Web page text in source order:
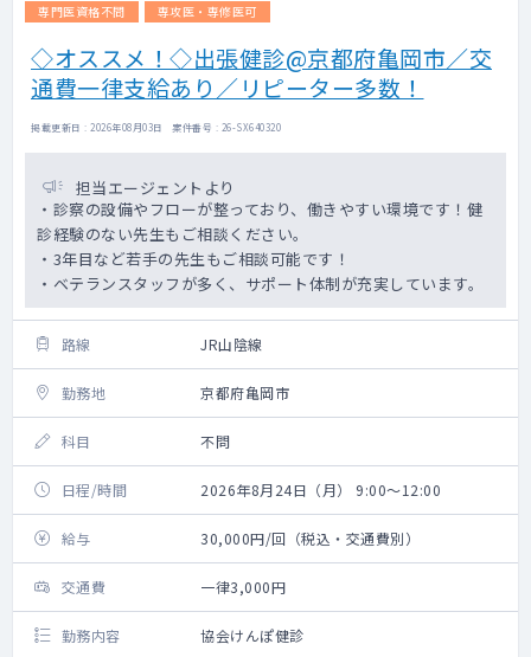
専門医資格不問
専攻医・専修医可
◇オススメ！◇出張健診@京都府亀岡市／交
通費一律支給あり／リピーター多数！
掲載更新日 : 2026年08月03日 案件番号 : 26-SX640320
担当エージェントより
・診察の設備やフローが整っており、働きやすい環境です！健
診経験のない先生もご相談ください。
・3年目など若手の先生もご相談可能です！
・ベテランスタッフが多く、サポート体制が充実しています。
路線 JR山陰線
勤務地 京都府亀岡市
科目 不問
日程/時間 2026年8月24日（月） 9:00～12:00
給与 30,000円/回（税込・交通費別）
交通費 一律3,000円
勤務内容 協会けんぽ健診